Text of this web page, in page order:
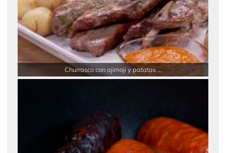
Churrasco con ajimoji y patatas ...